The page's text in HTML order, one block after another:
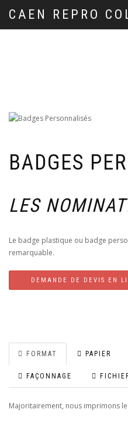
CAEN REPRO
BADGES
LES
Le badge plastique ou badge
remarquable.
DEMANDE DE DEVIS EN
FORMAT PAPIER
FAÇONNAGE
Majoritairement, nous imprimons